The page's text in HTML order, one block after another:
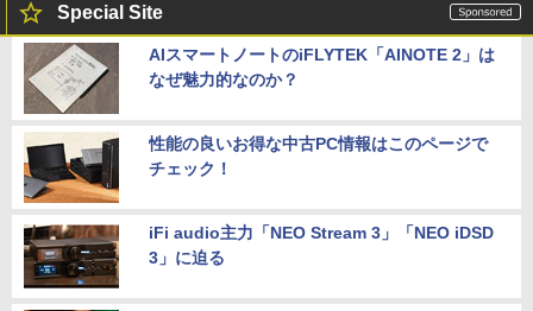
Special Site
AIスマートノートのiFLYTEK「AINOTE 2」は
なぜ魅力的なのか？
性能の良いお得な中古PC情報はこのページで
チェック！
iFi audio主力「NEO Stream 3」「NEO iDSD
3」に迫る